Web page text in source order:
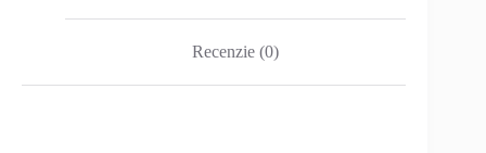
Recenzie (0)